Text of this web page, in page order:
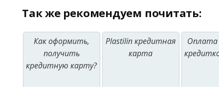
Так же рекомендуем почитать:
Как оформить,
получить
кредитную карту?
Plastilin кредитная
карта
Оплата